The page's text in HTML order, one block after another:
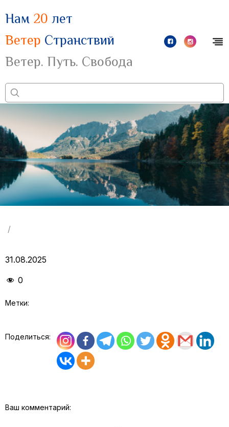
Нам 20 лет
Ветер Странствий
Ветер. Путь. Свобода
/
31.08.2025
0
Метки:
Поделиться:
Ваш комментарий: